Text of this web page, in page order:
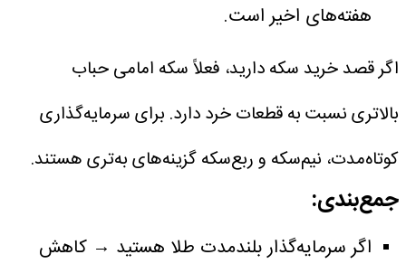
هفته‌های اخیر است.
اگر قصد خرید سکه دارید، فعلاً سکه امامی حباب
بالاتری نسبت به قطعات خرد دارد. برای سرمایه‌گذاری
کوتاه‌مدت، نیم‌سکه و ربع‌سکه گزینه‌های به‌تری هستند.
جمع‌بندی:
اگر سرمایه‌گذار بلندمدت طلا هستید → کاهش